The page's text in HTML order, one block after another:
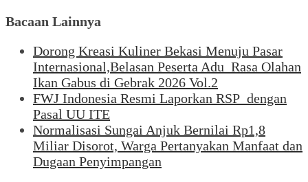
Bacaan Lainnya
Dorong Kreasi Kuliner Bekasi Menuju Pasar
Internasional,Belasan Peserta Adu Rasa Olahan
Ikan Gabus di Gebrak 2026 Vol.2
FWJ Indonesia Resmi Laporkan RSP dengan
Pasal UU ITE
Normalisasi Sungai Anjuk Bernilai Rp1,8
Miliar Disorot, Warga Pertanyakan Manfaat dan
Dugaan Penyimpangan